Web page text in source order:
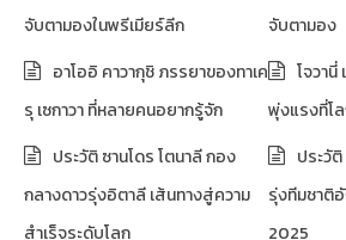
จับตามองในพรีเมียร์ลีก
จับตามอง
อาโออิ คาวากุชิ ภรรยาของทาเค
รุ เซกาวา ที่หลายคนอยากรู้จัก
โจวานี่
พุ่งแรงที่โ
ประวัติ ซานโดร โตนาลี กอง
กลางดาวรุ่งอิตาลี เส้นทางสู่ความ
สำเร็จระดับโลก
ประวั
รุ่งทีมชาติ
2025